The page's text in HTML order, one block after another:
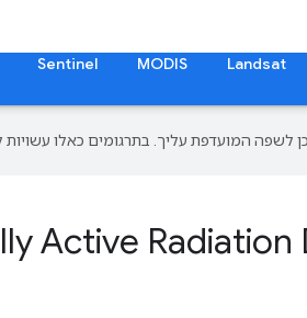
Landsat
MODIS
Sentinel
Active Radiation